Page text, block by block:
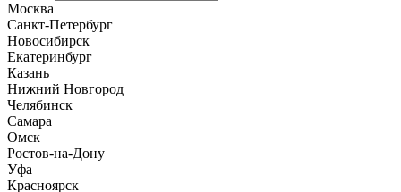
Москва
Санкт-Петербург
Новосибирск
Екатеринбург
Казань
Нижний Новгород
Челябинск
Самара
Омск
Ростов-на-Дону
Уфа
Красноярск